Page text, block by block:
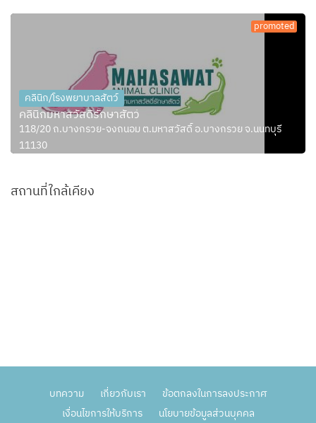
promoted
คลินิก/โรงพยาบาลสัตว์
คลินิกมหาสวัสดิ์รักษาสัตว์
118/20 ถ.บางกรวย-จงถนอม ต.มหาสวัสดิ์ อ.บางกรวย จ.นนทบุรี
11130
สถานที่ใกล้เคียง
บทความ เกี่ยวกับเรา
ข้อตกลงในการลงประกาศ
เงื่อนไขการให้บริการ
นโยบายข้อมูลส่วนบุคคล